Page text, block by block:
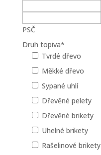
PSČ
Druh topiva*
Tvrdé dřevo
Měkké dřevo
Sypané uhlí
Dřevěné pelety
Dřevěné brikety
Uhelné brikety
Rašelinové brikety